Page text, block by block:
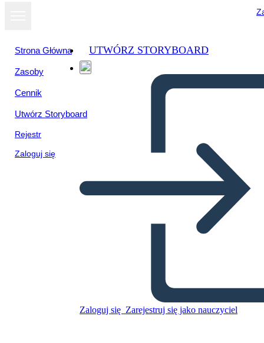
Strona Główna
Zasoby
Cennik
Utwórz Storyboard
Rejestr
Zaloguj się
UTWÓRZ STORYBOARD
Zaloguj się Zarejestruj się jako nauczyciel
Wyświetl jako
pokaz slajdów